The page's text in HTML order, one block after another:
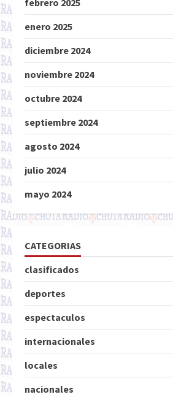
febrero 2025
enero 2025
diciembre 2024
noviembre 2024
octubre 2024
septiembre 2024
agosto 2024
julio 2024
mayo 2024
CATEGORIAS
clasificados
deportes
espectaculos
internacionales
locales
nacionales